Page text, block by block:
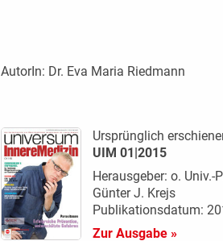
AutorIn: Dr. Eva Maria Riedmann
Ursprünglich
UIM 01|2015
Herausgeber: o. Univ.-
Günter J. Krejs
Publikationsdatum:
Zur Ausgabe »